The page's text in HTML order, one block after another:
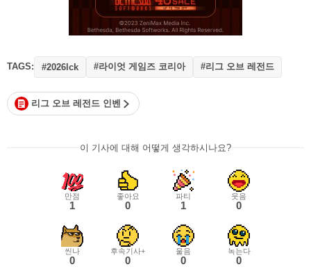
TAGS: #2026lck #라이엇 게임즈 코리아 #리그 오브 레전드
리그 오브 레전드 인벤
이 기사에 대해 어떻게 생각하시나요?
만점
1
좋아요
0
파티
1
웃음
0
씬나
0
후속기사+
0
울음
0
녹는다
0